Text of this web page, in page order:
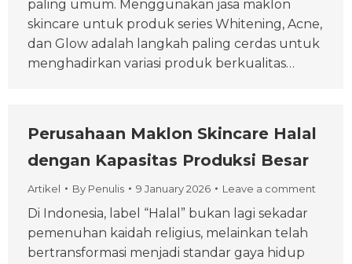
paling umum. Menggunakan jasa maklon
skincare untuk produk series Whitening, Acne,
dan Glow adalah langkah paling cerdas untuk
menghadirkan variasi produk berkualitas…
Perusahaan Maklon Skincare Halal
dengan Kapasitas Produksi Besar
Artikel By Penulis 9 January 2026 Leave a comment
Di Indonesia, label “Halal” bukan lagi sekadar
pemenuhan kaidah religius, melainkan telah
bertransformasi menjadi standar gaya hidup